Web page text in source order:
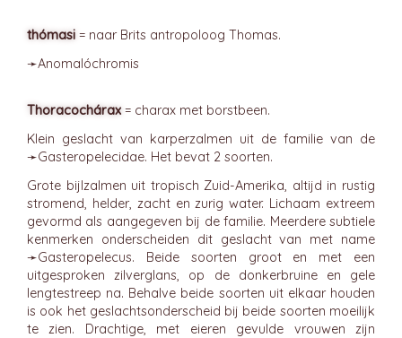
thómasi = naar Brits antropoloog Thomas.
➛Anomalóchromis
Thoracochárax= charax met borstbeen.
Klein geslacht van karperzalmen uit de familie van de
➛Gasteropelecidae. Het bevat 2 soorten.
Grote bijlzalmen uit tropisch Zuid-Amerika, altijd in rustig
stromend, helder, zacht en zurig water. Lichaam extreem
gevormd als aangegeven bij de familie. Meerdere subtiele
kenmerken onderscheiden dit geslacht van met name
➛Gasteropelecus. Beide soorten groot en met een
uitgesproken zilverglans, op de donkerbruine en gele
lengtestreep na. Behalve beide soorten uit elkaar houden
is ook het geslachtsonderscheid bij beide soorten moeilijk
te zien. Drachtige, met eieren gevulde vrouwen zijn